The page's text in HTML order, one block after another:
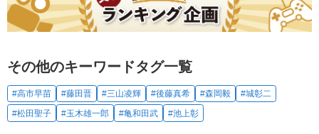
その他のキーワードタグ一覧
#高市早苗 #藤田晋 #三山凌輝 #後藤真希 #森岡毅
#城彰二
#松田聖子
#玉木雄一郎 #亀和田武 #池上彰